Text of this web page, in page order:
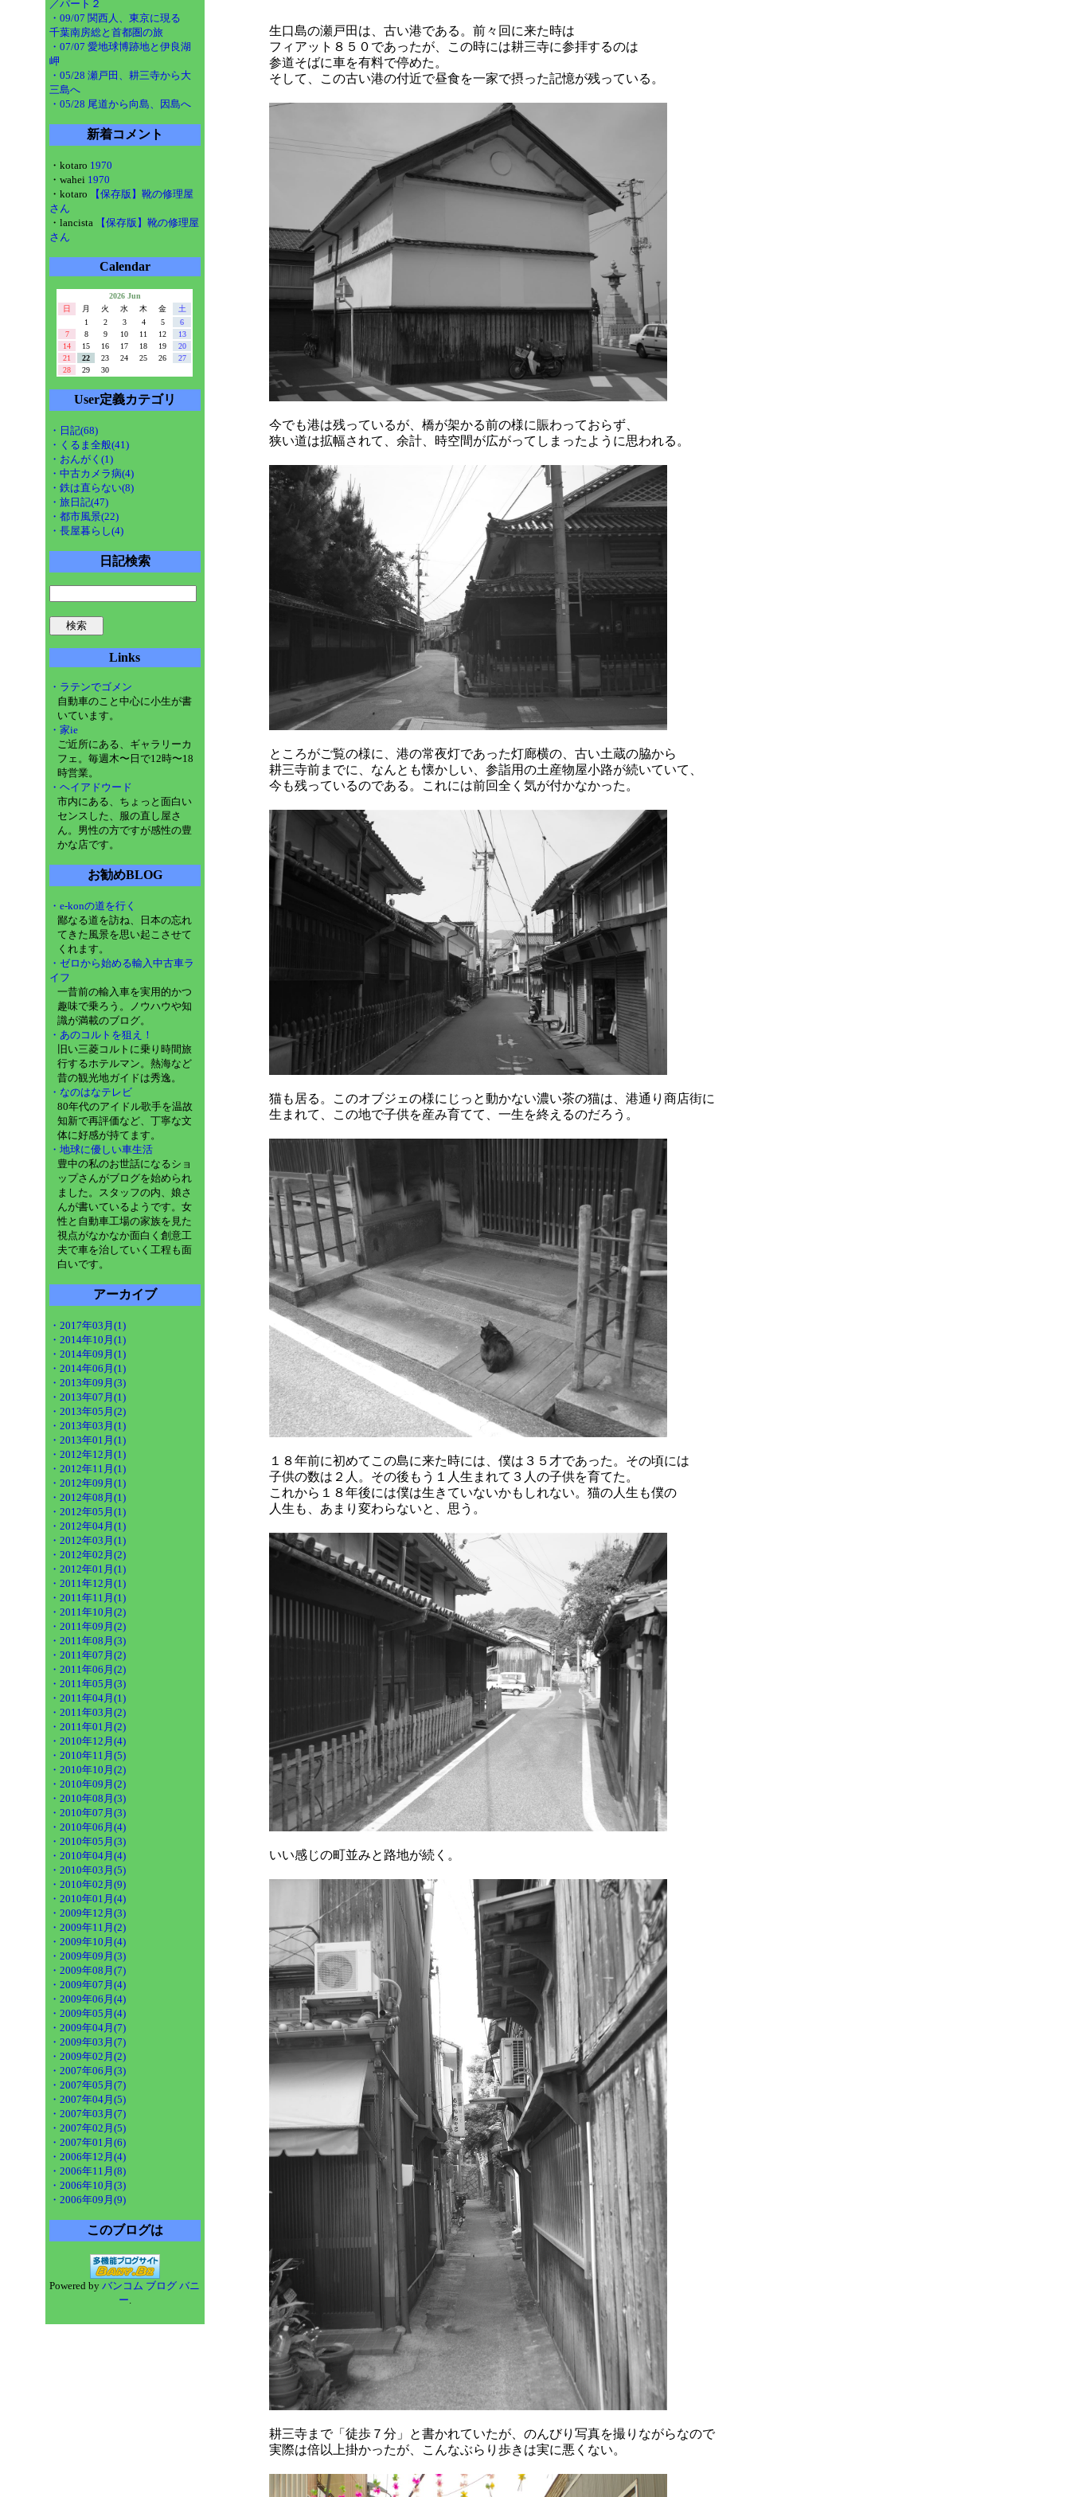
／パート２
・09/07 関西人、東京に現る
千葉南房総と首都圏の旅
・07/07 愛地球博跡地と伊良湖
岬
・05/28 瀬戸田、耕三寺から大
三島へ
・05/28 尾道から向島、因島へ
新着コメント
・kotaro 1970
・wahei 1970
・kotaro
【保存版】靴の修理屋
さん
・lancista
【保存版】靴の修理屋
さん
Calendar
2026 Jun
日
月 火 水 木 金
土
1
2 3 4 5
6
7
8 9 10 11 12
13
14
15 16 17 18 19
20
21
22 23 24 25 26
27
28
29 30
User定義カテゴリ
・日記(68)
・くるま全般(41)
・おんがく(1)
・中古カメラ病(4)
・鉄は直らない(8)
・旅日記(47)
・都市風景(22)
・長屋暮らし(4)
日記検索
Links
・ラテンでゴメン
自動車のこと中心に小生が書
いています。
・家ie
ご近所にある、ギャラリーカ
フェ。毎週木〜日で12時〜18
時営業。
・ヘイアドウード
市内にある、ちょっと面白い
センスした、服の直し屋さ
ん。男性の方ですが感性の豊
かな店です。
お勧めBLOG
・e-konの道を行く
鄙なる道を訪ね、日本の忘れ
てきた風景を思い起こさせて
くれます。
・ゼロから始める輸入中古車ラ
イフ
一昔前の輸入車を実用的かつ
趣味で乗ろう。ノウハウや知
識が満載のブログ。
・あのコルトを狙え！
旧い三菱コルトに乗り時間旅
行するホテルマン。熱海など
昔の観光地ガイドは秀逸。
・なのはなテレビ
80年代のアイドル歌手を温故
知新で再評価など、丁寧な文
体に好感が持てます。
・地球に優しい車生活
豊中の私のお世話になるショ
ップさんがブログを始められ
ました。スタッフの内、娘さ
んが書いているようです。女
性と自動車工場の家族を見た
視点がなかなか面白く創意工
夫で車を治していく工程も面
白いです。
アーカイブ
・2017年03月(1)
・2014年10月(1)
・2014年09月(1)
・2014年06月(1)
・2013年09月(3)
・2013年07月(1)
・2013年05月(2)
・2013年03月(1)
・2013年01月(1)
・2012年12月(1)
・2012年11月(1)
・2012年09月(1)
・2012年08月(1)
・2012年05月(1)
・2012年04月(1)
・2012年03月(1)
・2012年02月(2)
・2012年01月(1)
・2011年12月(1)
・2011年11月(1)
・2011年10月(2)
・2011年09月(2)
・2011年08月(3)
・2011年07月(2)
・2011年06月(2)
・2011年05月(3)
・2011年04月(1)
・2011年03月(2)
・2011年01月(2)
・2010年12月(4)
・2010年11月(5)
・2010年10月(2)
・2010年09月(2)
・2010年08月(3)
・2010年07月(3)
・2010年06月(4)
・2010年05月(3)
・2010年04月(4)
・2010年03月(5)
・2010年02月(9)
・2010年01月(4)
・2009年12月(3)
・2009年11月(2)
・2009年10月(4)
・2009年09月(3)
・2009年08月(7)
・2009年07月(4)
・2009年06月(4)
・2009年05月(4)
・2009年04月(7)
・2009年03月(7)
・2009年02月(2)
・2007年06月(3)
・2007年05月(7)
・2007年04月(5)
・2007年03月(7)
・2007年02月(5)
・2007年01月(6)
・2006年12月(4)
・2006年11月(8)
・2006年10月(3)
・2006年09月(9)
このブログは
Powered by バンコム ブログ バニ
ー.
生口島の瀬戸田は、古い港である。前々回に来た時は
フィアット８５０であったが、この時には耕三寺に参拝するのは
参道そばに車を有料で停めた。
そして、この古い港の付近で昼食を一家で摂った記憶が残っている。
今でも港は残っているが、橋が架かる前の様に賑わっておらず、
狭い道は拡幅されて、余計、時空間が広がってしまったように思われる。
ところがご覧の様に、港の常夜灯であった灯廊横の、古い土蔵の脇から
耕三寺前までに、なんとも懐かしい、参詣用の土産物屋小路が続いていて、
今も残っているのである。これには前回全く気が付かなかった。
猫も居る。このオブジェの様にじっと動かない濃い茶の猫は、港通り商店街に
生まれて、この地で子供を産み育てて、一生を終えるのだろう。
１８年前に初めてこの島に来た時には、僕は３５才であった。その頃には
子供の数は２人。その後もう１人生まれて３人の子供を育てた。
これから１８年後には僕は生きていないかもしれない。猫の人生も僕の
人生も、あまり変わらないと、思う。
いい感じの町並みと路地が続く。
耕三寺まで「徒歩７分」と書かれていたが、のんびり写真を撮りながらなので
実際は倍以上掛かったが、こんなぶらり歩きは実に悪くない。